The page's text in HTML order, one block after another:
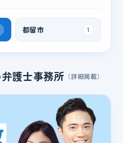
都留市 1
護士事務所 （詳細掲載）